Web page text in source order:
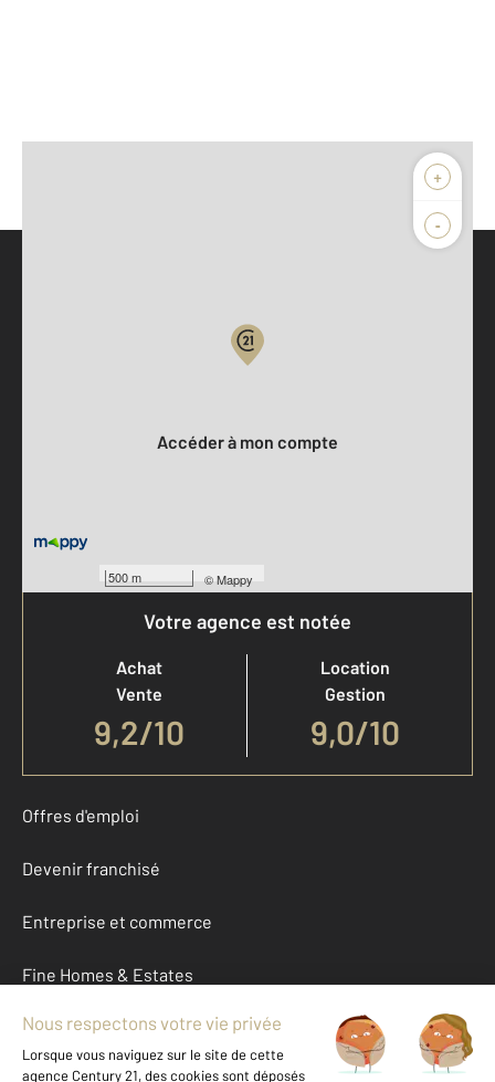
+
-
500 m ©Mappy
Accéder à mon compte
Votre agence est notée
Achat
Vente
9,2/10
Location
Gestion
9,0/10
Offres d'emploi
Devenir franchisé
Entreprise et commerce
Fine Homes & Estates
À propos